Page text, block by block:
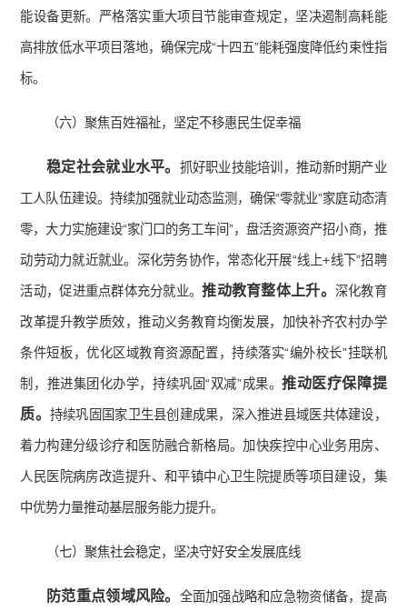
能设备更新。严格落实重大项目节能审查规定，坚决遏制高耗能
高排放低水平项目落地，确保完成“十四五”能耗强度降低约束性指
标。
（六）聚焦百姓福祉，坚定不移惠民生促幸福
稳定社会就业水平。 抓好职业技能培训，推动新时期产业
工人队伍建设。持续加强就业动态监测，确保“零就业”家庭动态清
零，大力实施建设“家门口的务工车间”，盘活资源资产招小商，推
动劳动力就近就业。深化劳务协作，常态化开展“线上+线下”招聘
活动，促进重点群体充分就业。推动教育整体上升。 深化教育
改革提升教学质效，推动义务教育均衡发展，加快补齐农村办学
条件短板，优化区域教育资源配置，持续落实“编外校长”挂联机
制，推进集团化办学，持续巩固“双减”成果。推动医疗保障提
质。 持续巩固国家卫生县创建成果，深入推进县域医共体建设，
着力构建分级诊疗和医防融合新格局。加快疾控中心业务用房、
人民医院病房改造提升、和平镇中心卫生院提质等项目建设，集
中优势力量推动基层服务能力提升。
（七）聚焦社会稳定，坚决守好安全发展底线
防范重点领域风险。 全面加强战略和应急物资储备，提高